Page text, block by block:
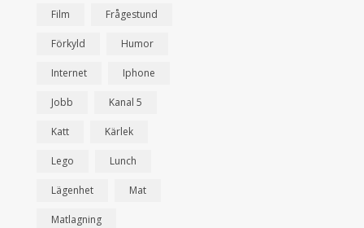
Film Frågestund
Förkyld Humor
Internet Iphone
Jobb Kanal 5
Katt Kärlek
Lego Lunch
Lägenhet Mat
Matlagning